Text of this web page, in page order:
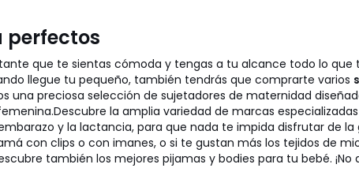
perfectos
que te sientas cómoda y tengas a tu alcance todo lo que
llegue tu pequeño, también tendrás que comprarte varios
una preciosa selección de sujetadores de maternidad
Descubre la amplia variedad de marcas
y la lactancia, para que nada te impida disfrutar de
con clips o con imanes, o si te gustan más los tejidos de
también los mejores pijamas y bodies para tu bebé.